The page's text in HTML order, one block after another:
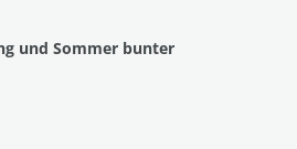
und Sommer bunter